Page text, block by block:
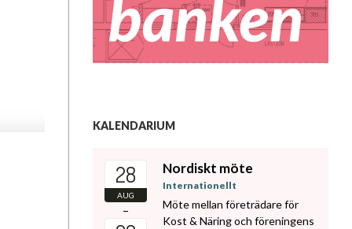
KALENDARIUM
28
AUG
–
Nordiskt möte
Internationellt
Möte mellan företrädare för
Kost & Näring och föreningens